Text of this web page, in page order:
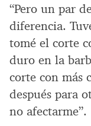
“Pero un par
diferencia.
tomé el corte
duro en la
corte con más
después para
no afectarme”.